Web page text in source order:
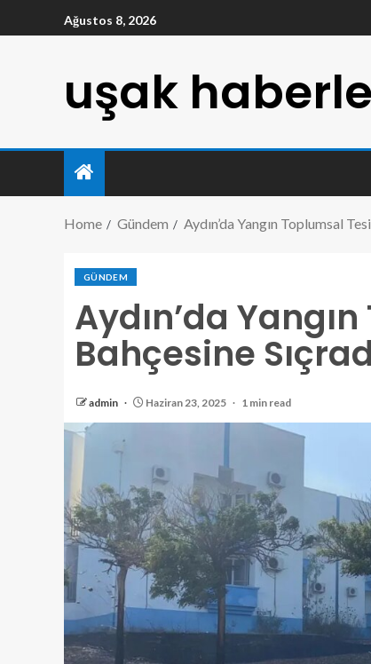
Ağustos 8, 2026
uşak
Home Gündem Aydın’da Yangın Toplumsal
GÜNDEM
Aydın’da
Bahçesine
admin Haziran 23, 2025 1 min read